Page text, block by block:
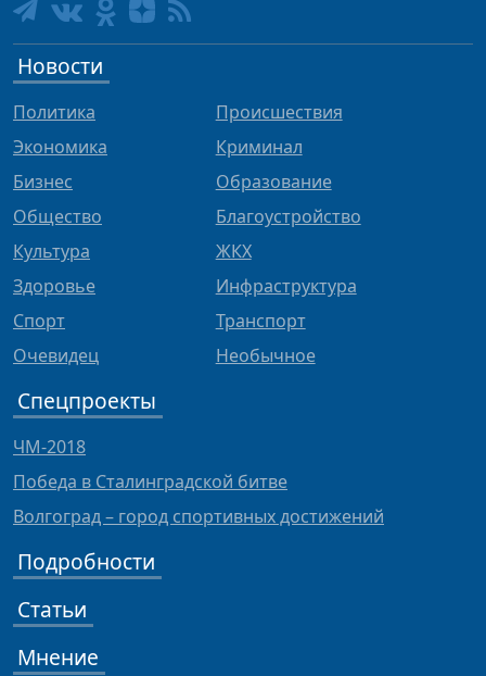
Новости
Политика
Экономика
Бизнес
Общество
Культура
Здоровье
Спорт
Очевидец
Происшествия
Криминал
Образование
Благоустройство
ЖКХ
Инфраструктура
Транспорт
Необычное
Спецпроекты
ЧМ-2018
Победа в Сталинградской битве
Волгоград – город спортивных достижений
Подробности
Статьи
Мнение